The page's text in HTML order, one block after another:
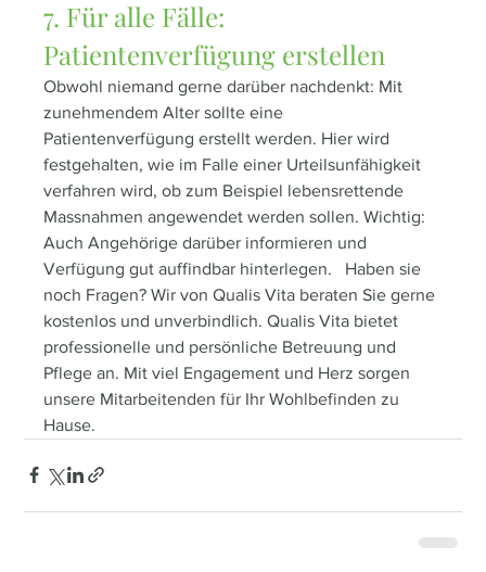
7. Für alle Fälle:
Patientenverfügung erstellen
Obwohl niemand gerne darüber nachdenkt: Mit
zunehmendem Alter sollte eine
Patientenverfügung erstellt werden. Hier wird
festgehalten, wie im Falle einer Urteilsunfähigkeit
verfahren wird, ob zum Beispiel lebensrettende
Massnahmen angewendet werden sollen. Wichtig:
Auch Angehörige darüber informieren und
Verfügung gut auffindbar hinterlegen.   Haben sie
noch Fragen? Wir von Qualis Vita beraten Sie gerne
kostenlos und unverbindlich. Qualis Vita bietet
professionelle und persönliche Betreuung und
Pflege an. Mit viel Engagement und Herz sorgen
unsere Mitarbeitenden für Ihr Wohlbefinden zu
Hause.